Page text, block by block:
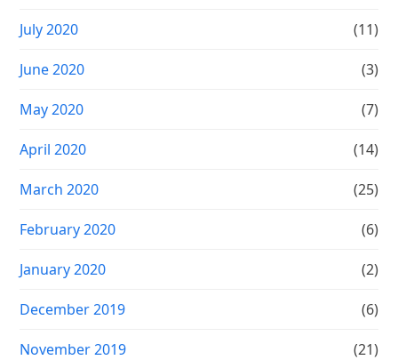
July 2020 (11)
June 2020 (3)
May 2020 (7)
April 2020 (14)
March 2020 (25)
February 2020 (6)
January 2020 (2)
December 2019 (6)
November 2019 (21)